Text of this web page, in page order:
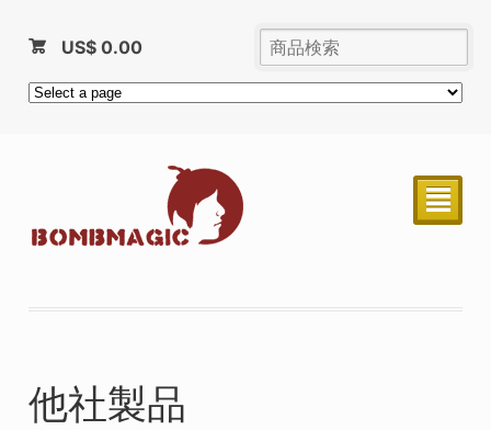
US$0.00
²
他社製品